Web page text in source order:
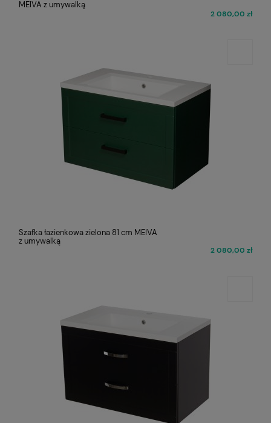
MEIVA z umywalką
2 080,00 zł
Szafka łazienkowa zielona 81 cm MEIVA
z umywalką
2 080,00 zł